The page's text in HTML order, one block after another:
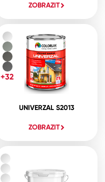
ZOBRAZIT
UNIVERZAL S2013
ZOBRAZIT
+32